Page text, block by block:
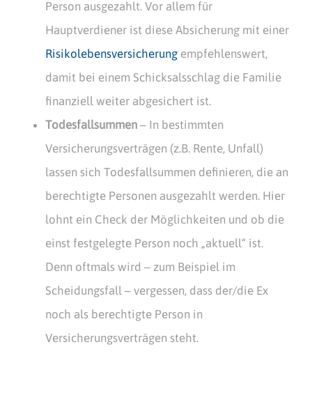
Person ausgezahlt. Vor allem für
Hauptverdiener ist diese Absicherung mit einer
Risikolebensversicherung empfehlenswert,
damit bei einem Schicksalsschlag die Familie
finanziell weiter abgesichert ist.
Todesfallsummen – In bestimmten
Versicherungsverträgen (z.B. Rente, Unfall)
lassen sich Todesfallsummen definieren, die an
berechtigte Personen ausgezahlt werden. Hier
lohnt ein Check der Möglichkeiten und ob die
einst festgelegte Person noch „aktuell“ ist.
Denn oftmals wird – zum Beispiel im
Scheidungsfall – vergessen, dass der/die Ex
noch als berechtigte Person in
Versicherungsverträgen steht.